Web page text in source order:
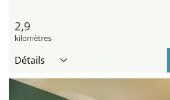
2,9
kilomètres
Détails